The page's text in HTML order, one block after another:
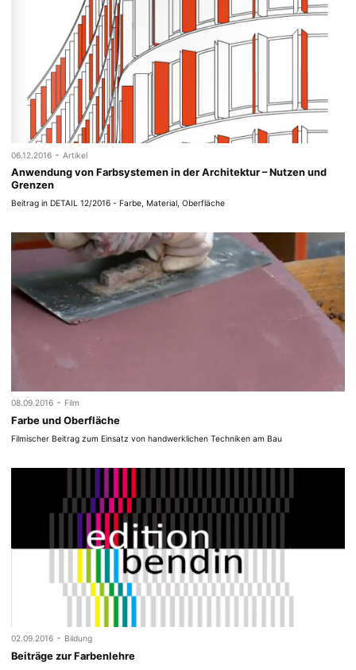
06.12.2016 - Artikel
Anwen­dung von Farbsys­te­men in der Archi­tek­tur – Nut­zen und
Grenzen
Beitrag in DETAIL 12/2016 - Farbe, Material, Oberfläche
08.09.2016 - Film
Farbe und Oberfläche
Filmischer Beitrag zum Einsatz von handwerklichen Techniken am Bau
02.09.2016 - Bildung
Beiträge zur Farbenlehre